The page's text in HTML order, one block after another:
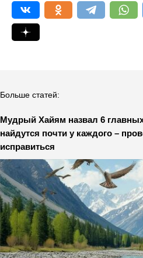
Больше статей:
Мудрый Хайям назвал 6
найдутся почти у каждого –
исправиться